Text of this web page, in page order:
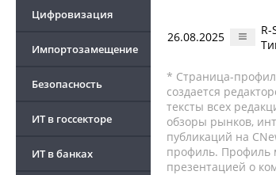
Цифровизация
Импортозамещение
Безопасность
ИТ в госсекторе
ИТ в банках
26.08.2025
* Страница-
создается
тексты всех
обзоры рынков,
публикаций на
профиль. Профиль
презентацией о